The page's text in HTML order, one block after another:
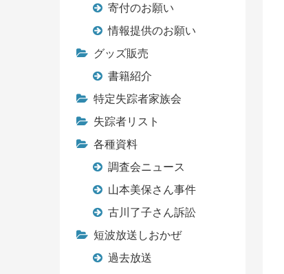
寄付のお願い
情報提供のお願い
グッズ販売
書籍紹介
特定失踪者家族会
失踪者リスト
各種資料
調査会ニュース
山本美保さん事件
古川了子さん訴訟
短波放送しおかぜ
過去放送